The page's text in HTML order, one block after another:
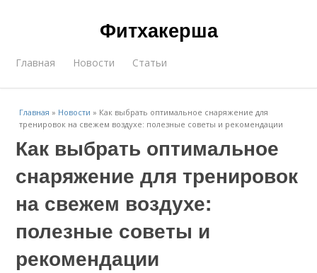
Фитхакерша
Главная Новости Статьи
Главная » Новости » Как выбрать оптимальное снаряжение для
тренировок на свежем воздухе: полезные советы и рекомендации
Как выбрать оптимальное
снаряжение для тренировок
на свежем воздухе:
полезные советы и
рекомендации